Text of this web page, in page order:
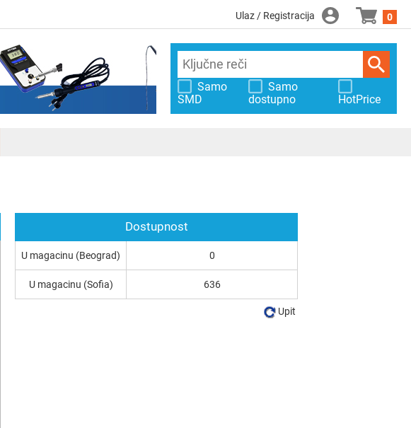
Ulaz / Registracija 0
Samo
SMD
Samo
dostupno
HotPrice
Dostupnost
U magacinu (Beograd) 0
U magacinu (Sofia) 636
Upit